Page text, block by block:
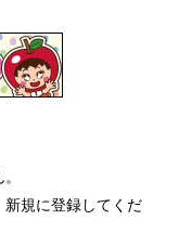
新規に登録してくだ